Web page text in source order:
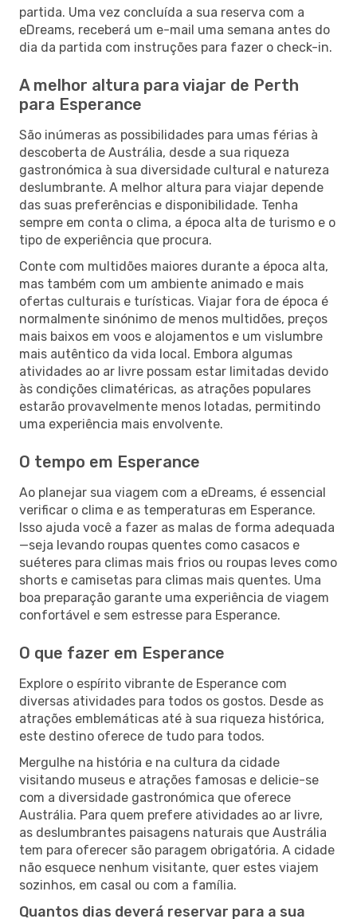
partida. Uma vez concluída a sua reserva com a
eDreams, receberá um e-mail uma semana antes do
dia da partida com instruções para fazer o check-in.
A melhor altura para viajar de Perth
para Esperance
São inúmeras as possibilidades para umas férias à
descoberta de Austrália, desde a sua riqueza
gastronómica à sua diversidade cultural e natureza
deslumbrante. A melhor altura para viajar depende
das suas preferências e disponibilidade. Tenha
sempre em conta o clima, a época alta de turismo e o
tipo de experiência que procura.
Conte com multidões maiores durante a época alta,
mas também com um ambiente animado e mais
ofertas culturais e turísticas. Viajar fora de época é
normalmente sinónimo de menos multidões, preços
mais baixos em voos e alojamentos e um vislumbre
mais autêntico da vida local. Embora algumas
atividades ao ar livre possam estar limitadas devido
às condições climatéricas, as atrações populares
estarão provavelmente menos lotadas, permitindo
uma experiência mais envolvente.
O tempo em Esperance
Ao planejar sua viagem com a eDreams, é essencial
verificar o clima e as temperaturas em Esperance.
Isso ajuda você a fazer as malas de forma adequada
—seja levando roupas quentes como casacos e
suéteres para climas mais frios ou roupas leves como
shorts e camisetas para climas mais quentes. Uma
boa preparação garante uma experiência de viagem
confortável e sem estresse para Esperance.
O que fazer em Esperance
Explore o espírito vibrante de Esperance com
diversas atividades para todos os gostos. Desde as
atrações emblemáticas até à sua riqueza histórica,
este destino oferece de tudo para todos.
Mergulhe na história e na cultura da cidade
visitando museus e atrações famosas e delicie-se
com a diversidade gastronómica que oferece
Austrália. Para quem prefere atividades ao ar livre,
as deslumbrantes paisagens naturais que Austrália
tem para oferecer são paragem obrigatória. A cidade
não esquece nenhum visitante, quer estes viajem
sozinhos, em casal ou com a família.
Quantos dias deverá reservar para a sua